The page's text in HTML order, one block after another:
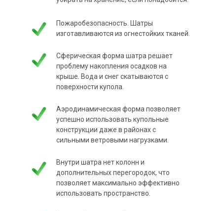
Пожаробезопасность. Шатры
изготавливаются из огнестойких тканей.
Сферическая форма шатра решает
проблему накопления осадков на
крыше. Вода и снег скатываются с
поверхности купола.
Аэродинамическая форма позволяет
успешно использовать купольные
конструкции даже в районах с
сильными ветровыми нагрузками.
Внутри шатра нет колонн и
дополнительных перегородок, что
позволяет максимально эффективно
использовать пространство.